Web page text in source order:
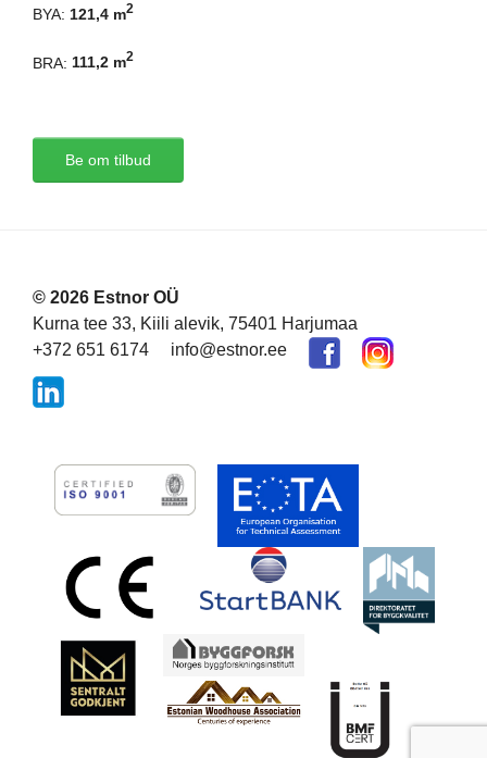
BYA: 121,4 m2
BRA: 111,2 m2
Be om tilbud
© 2026 Estnor OÜ
Kurna tee 33, Kiili alevik, 75401 Harjumaa
+372 651 6174
info@estnor.ee